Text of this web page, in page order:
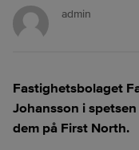
admin
Fastighetsbolaget
Johansson i
dem på First North.